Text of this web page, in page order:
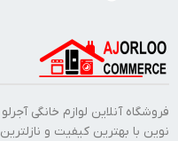
فروشگاه آنلاین لوازم خانگی
نوین با بهترین کیفیت و